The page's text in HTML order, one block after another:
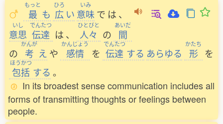
もっと
最 も
ひろ
広 い
いみ
意味 で は 、
いし
意思
でんたつ
伝達 は 、
ひとびと
人々 の
あいだ
間
の
かんが
考 え や
かんじょう
感情 を
でんたつ
伝達 する あらゆる
かたち
形 を
ほうかつ
包括 する 。
In its broadest sense communication includes all
forms of transmitting thoughts or feelings between
people.